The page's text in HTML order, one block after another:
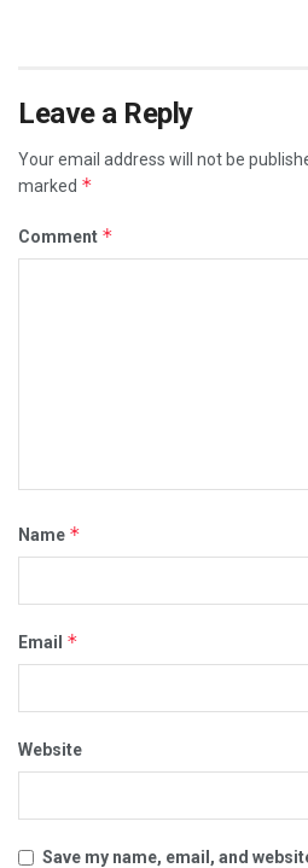
Leave a Reply
Your email address will not be
marked *
Comment *
Name *
Email *
Website
Save my name, email, and